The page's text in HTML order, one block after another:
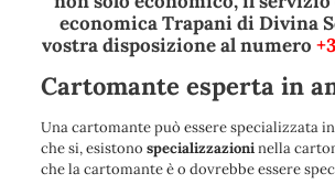
economica Trapani di Divina
vostra disposizione al numero
Cartomante esperta in
Una cartomante può essere specializzata in
che si, esistono specializzazioninella
che la cartomante è o dovrebbe essere